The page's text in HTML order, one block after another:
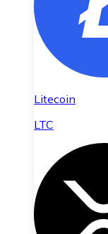
Litecoin
LTC